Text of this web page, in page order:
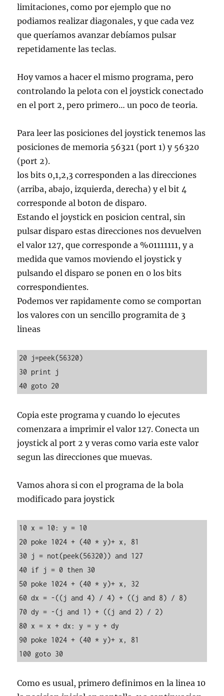
limitaciones, como por ejemplo que no
podiamos realizar diagonales, y que cada vez
que queríamos avanzar debíamos pulsar
repetidamente las teclas.
Hoy vamos a hacer el mismo programa, pero
controlando la pelota con el joystick conectado
en el port 2, pero primero… un poco de teoria.
Para leer las posiciones del joystick tenemos las
posiciones de memoria 56321 (port 1) y 56320
(port 2).
los bits 0,1,2,3 corresponden a las direcciones
(arriba, abajo, izquierda, derecha) y el bit 4
corresponde al boton de disparo.
Estando el joystick en posicion central, sin
pulsar disparo estas direcciones nos devuelven
el valor 127, que corresponde a %01111111, y a
medida que vamos moviendo el joystick y
pulsando el disparo se ponen en 0 los bits
correspondientes.
Podemos ver rapidamente como se comportan
los valores con un sencillo programita de 3
lineas
20 j=peek(56320)
30 print j
Copia este programa y cuando lo ejecutes
comenzara a imprimir el valor 127. Conecta un
joystick al port 2 y veras como varia este valor
segun las direcciones que muevas.
Vamos ahora si con el programa de la bola
modificado para joystick
10 x = 10: y = 10
20 poke 1024 + (40 * y)+ x, 81
30 j = not(peek(56320)) and 127
40 if j = 0 then 30
50 poke 1024 + (40 * y)+ x, 32
60 dx = -((j and 4) / 4) + ((j and 8) / 8)
70 dy = -(j and 1) + ((j and 2) / 2)
80 x = x + dx: y = y + dy
90 poke 1024 + (40 * y)+ x, 81
100 goto 30
Como es usual, primero definimos en la linea 10